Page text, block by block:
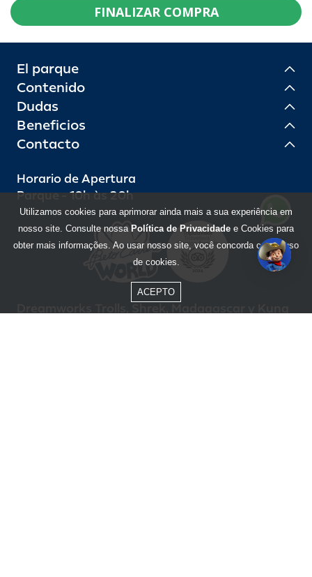
FINALIZAR COMPRA
El parque
Contenido
Dudas
Beneficios
Contacto
Horario de Apertura
Parque - 10h às 20h
Utilizamos cookies para aprimorar ainda mais a sua experiência em
nosso site. Consulte nossa Política de Privacidade e Cookies para
obter mais informações. Ao usar nosso site, você concorda com o uso
de cookies.
ACEPTO